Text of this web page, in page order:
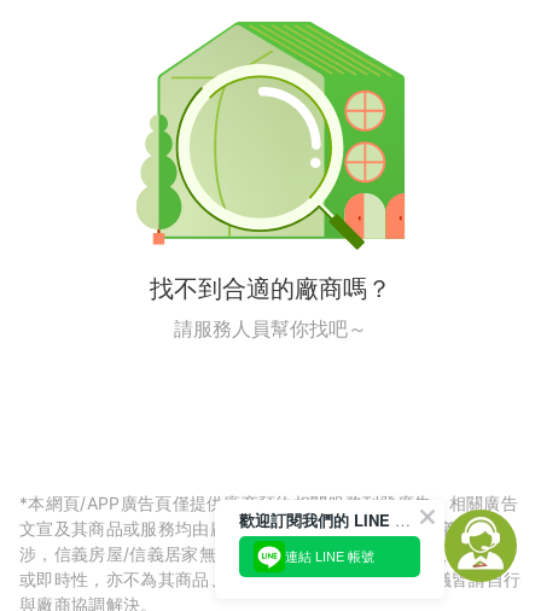
找不到合適的廠商嗎？
請服務人員幫你找吧～
*本網頁/APP廣告頁僅提供廠商預約相關服務刊登廣告，相關廣告
文宣及其商品或服務均由廠商自行提供，與信義房屋/信義居家無
涉，信義房屋/信義居家無法擔保廠商廣告內容的正確性、可信度
或即時性，亦不為其商品、服務品質負責，所生任何爭議皆請自行
與廠商協調解決。
歡迎訂閱我們的 LINE 官方帳號
連結 LINE 帳號